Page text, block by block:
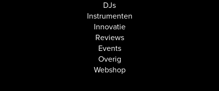
DJs
Instrumenten
Innovatie
Reviews
Events
Overig
Webshop